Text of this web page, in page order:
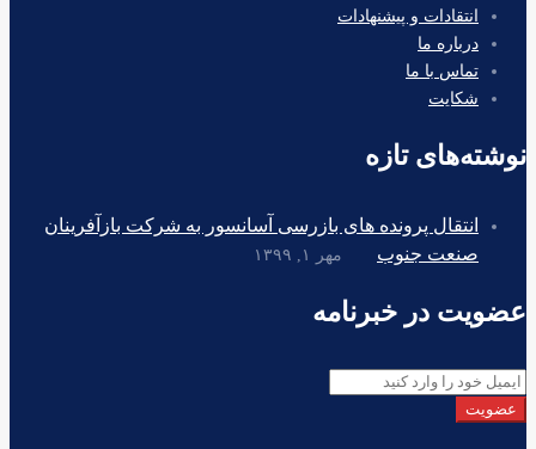
انتقادات و پیشنهادات
درباره ما
تماس با ما
شکایت
نوشته‌های تازه
انتقال پرونده های بازرسی آسانسور به شرکت بازآفرینان
صنعت جنوب
مهر ۱, ۱۳۹۹
عضویت در خبرنامه
عضویت